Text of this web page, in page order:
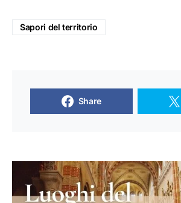
Sapori del territorio
Share